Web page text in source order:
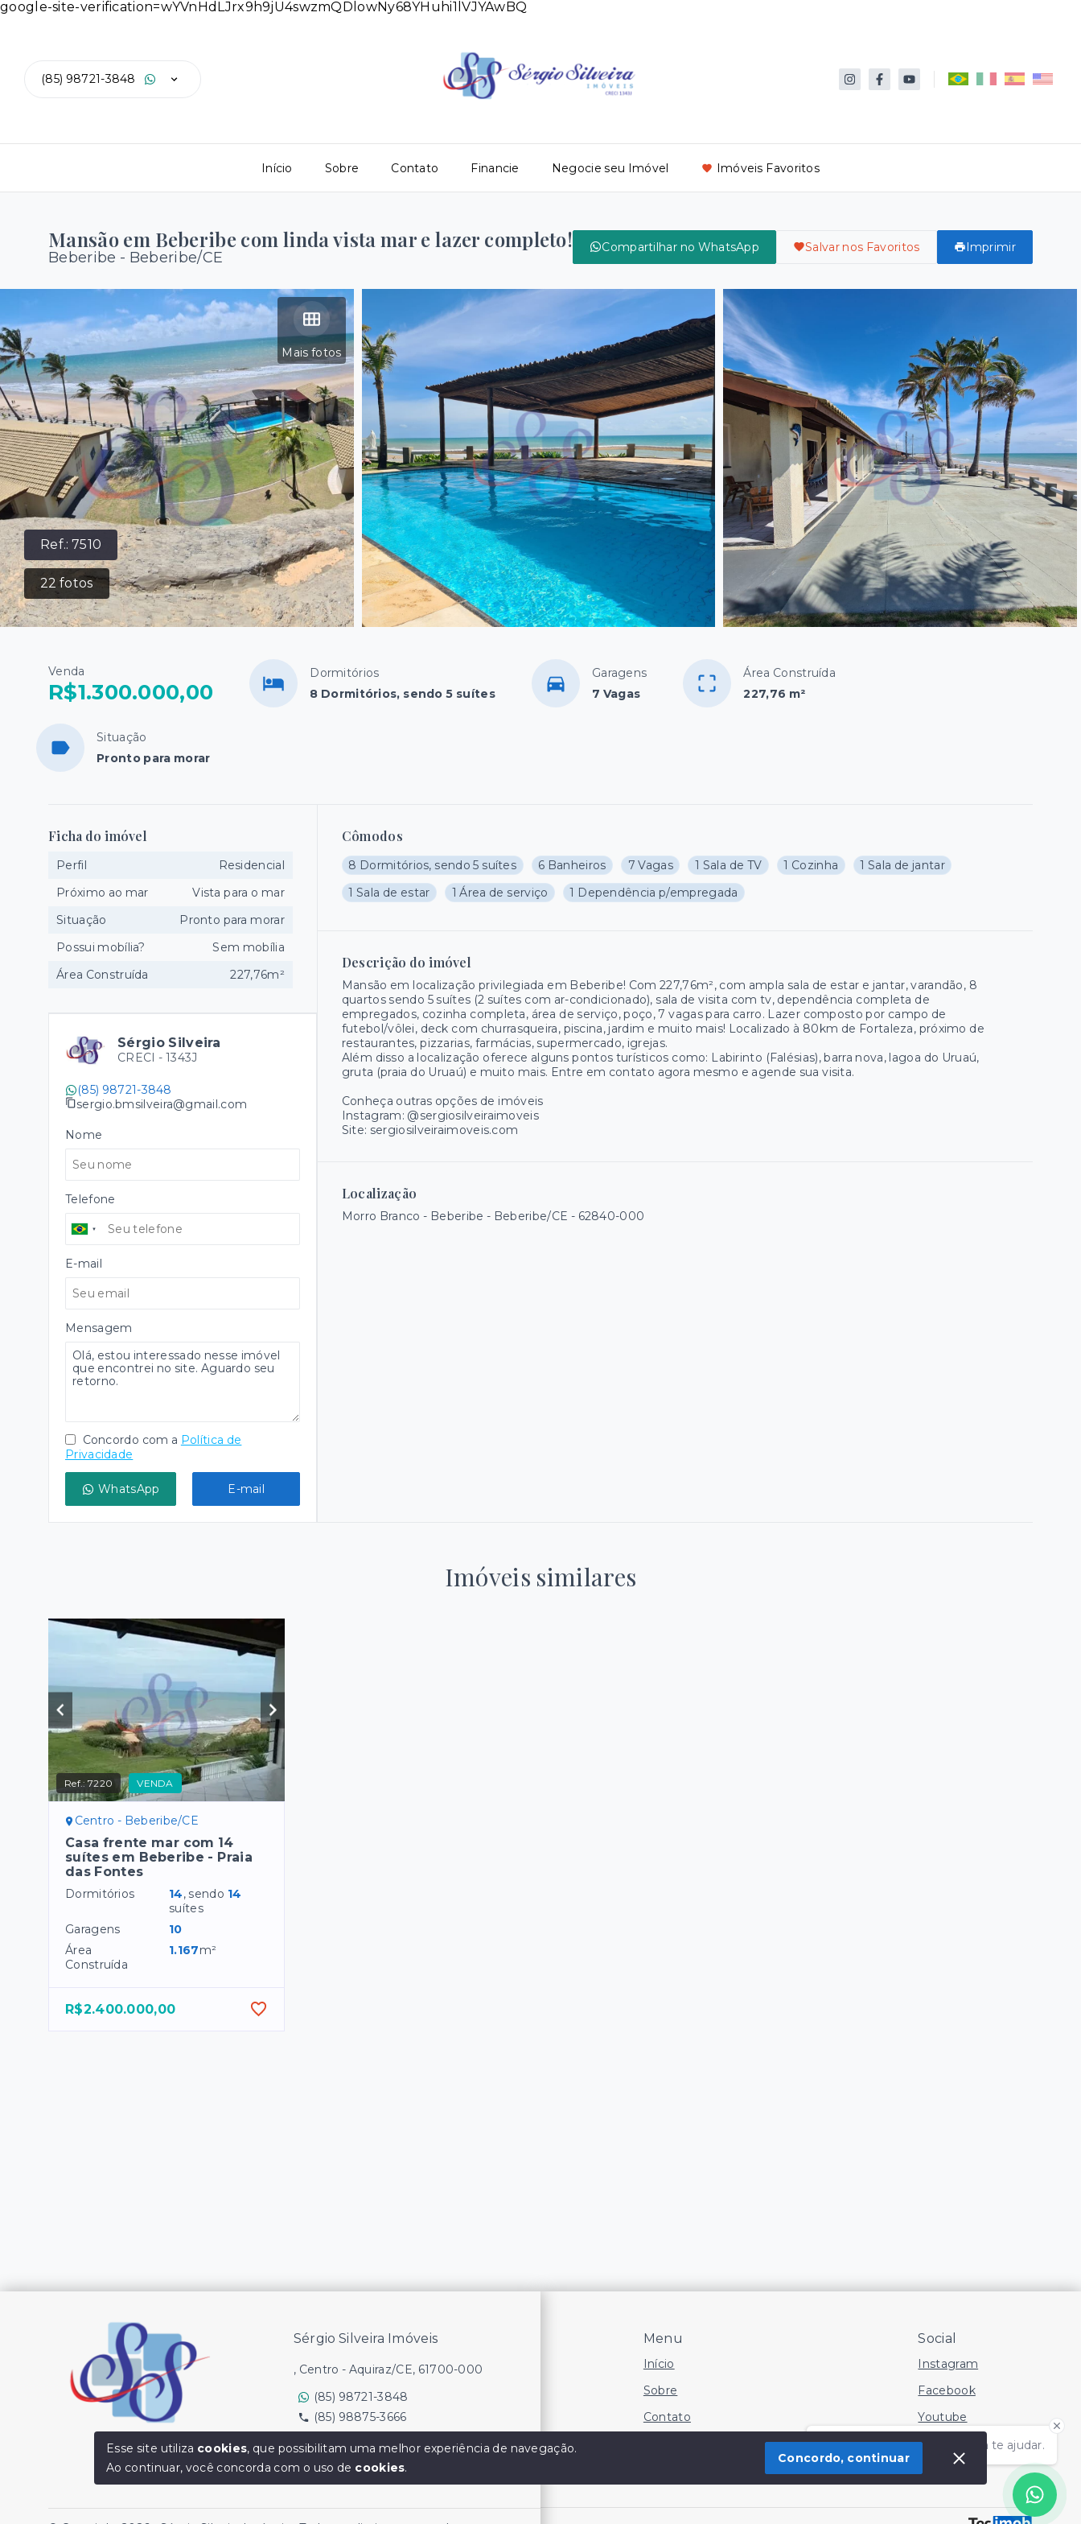
google-site-verification=wYVnHdLJrx9h9jU4swzmQDlowNy68YHuhi1lVJYAwBQ
(85) 98721-3848
Início Sobre Contato Financie Negocie seu Imóvel Imóveis Favoritos
Mansão em Beberibe com linda vista mar e lazer completo!
Beberibe - Beberibe/CE
Compartilhar no WhatsApp Salvar nos Favoritos Imprimir
Ref.:7510
22 fotos
Mais fotos
Venda
R$1.300.000,00
Dormitórios
8 Dormitórios, sendo 5 suítes
Garagens
7 Vagas
Área Construída
227,76 m²
Situação
Pronto para morar
Cômodos
8 Dormitórios, sendo 5 suítes 6 Banheiros 7 Vagas 1 Sala de TV 1 Cozinha
1 Sala de jantar
1 Sala de estar
1 Área de serviço 1 Dependência p/empregada
Descrição do imóvel
Mansão em localização privilegiada em Beberibe! Com 227,76m², com ampla sala de estar e jantar, varandão, 8
quartos sendo 5 suítes (2 suítes com ar-condicionado), sala de visita com tv, dependência completa de
empregados, cozinha completa, área de serviço, poço, 7 vagas para carro. Lazer composto por campo de
futebol/vôlei, deck com churrasqueira, piscina, jardim e muito mais! Localizado à 80km de Fortaleza, próximo de
restaurantes, pizzarias, farmácias, supermercado, igrejas.
Além disso a localização oferece alguns pontos turísticos como: Labirinto (Falésias), barra nova, lagoa do Uruaú,
gruta (praia do Uruaú) e muito mais. Entre em contato agora mesmo e agende sua visita.
Conheça outras opções de imóveis
Instagram: @sergiosilveiraimoveis
Site: sergiosilveiraimoveis.com
Localização
Morro Branco - Beberibe - Beberibe/CE - 62840-000
Ficha do imóvel
Perfil
Residencial
Próximo ao mar
Vista para o mar
Situação
Pronto para morar
Possui mobília?
Sem mobília
Área Construída
227,76m²
Sérgio Silveira
CRECI - 1343J
(85) 98721-3848
sergio.bmsilveira@gmail.com
Nome
Telefone
E-mail
Mensagem
Concordo com a Política de
Privacidade
WhatsApp E-mail
Imóveis similares
Ref.:7220 VENDA
Centro - Beberibe/CE
Casa frente mar com 14
suítes em Beberibe - Praia
das Fontes
Dormitórios 14, sendo 14
suítes
Garagens
10
Área
Construída
1.167m²
R$2.400.000,00
Olá! Estamos disponíveis para te ajudar.
Menu
Início
Sobre
Contato
Social
Instagram
Facebook
Youtube
Sérgio Silveira Imóveis
, Centro - Aquiraz/CE, 61700-000
(85) 98721-3848
(85) 98875-3666
Esse site utiliza cookies, que possibilitam uma melhor experiência de navegação.
Ao continuar, você concorda com o uso de cookies.
Concordo, continuar